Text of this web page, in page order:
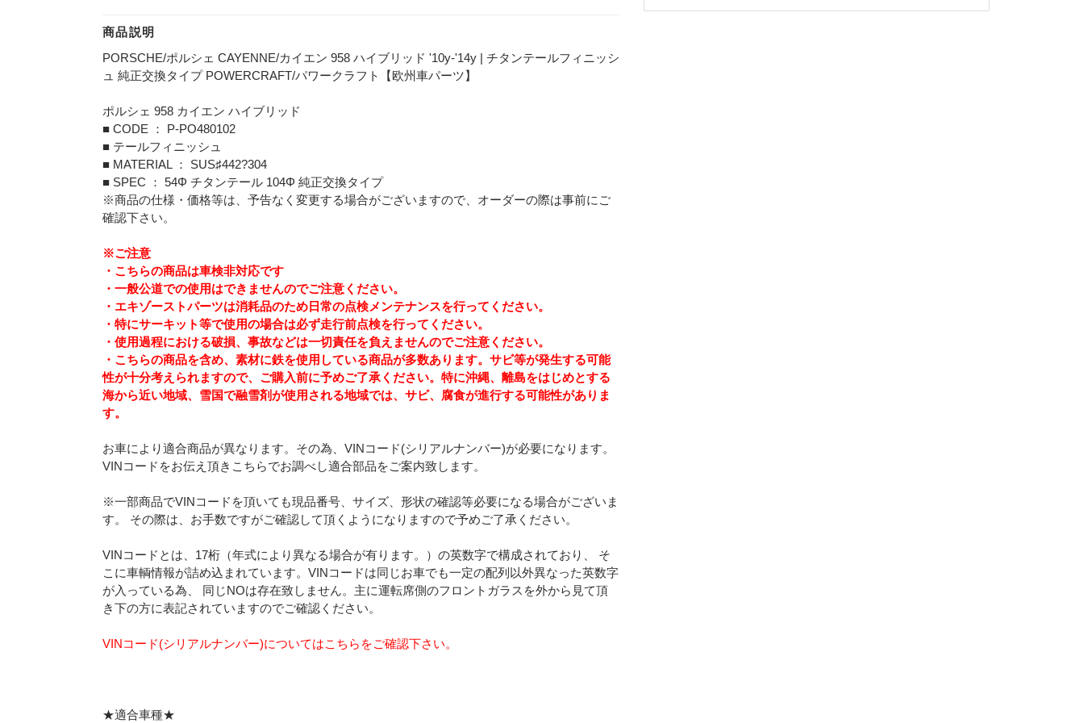
商品説明
PORSCHE/ポルシェ CAYENNE/カイエン 958 ハイブリッド '10y-'14y | チタンテールフィニッシ
ュ 純正交換タイプ POWERCRAFT/パワークラフト【欧州車パーツ】
ポルシェ 958 カイエン ハイブリッド
■ CODE ： P-PO480102
■ テールフィニッシュ
■ MATERIAL ： SUS♯442?304
■ SPEC ： 54Φ チタンテール 104Φ 純正交換タイプ
※商品の仕様・価格等は、予告なく変更する場合がございますので、オーダーの際は事前にご
確認下さい。
※ご注意
・こちらの商品は車検非対応です
・一般公道での使用はできませんのでご注意ください。
・エキゾーストパーツは消耗品のため日常の点検メンテナンスを行ってください。
・特にサーキット等で使用の場合は必ず走行前点検を行ってください。
・使用過程における破損、事故などは一切責任を負えませんのでご注意ください。
・こちらの商品を含め、素材に鉄を使用している商品が多数あります。サビ等が発生する可能
性が十分考えられますので、ご購入前に予めご了承ください。特に沖縄、離島をはじめとする
海から近い地域、雪国で融雪剤が使用される地域では、サビ、腐食が進行する可能性がありま
す。
お車により適合商品が異なります。その為、VINコード(シリアルナンバー)が必要になります。
VINコードをお伝え頂きこちらでお調べし適合部品をご案内致します。
※一部商品でVINコードを頂いても現品番号、サイズ、形状の確認等必要になる場合がございま
す。 その際は、お手数ですがご確認して頂くようになりますので予めご了承ください。
VINコードとは、17桁（年式により異なる場合が有ります。）の英数字で構成されており、 そ
こに車輌情報が詰め込まれています。VINコードは同じお車でも一定の配列以外異なった英数字
が入っている為、 同じNOは存在致しません。主に運転席側のフロントガラスを外から見て頂
き下の方に表記されていますのでご確認ください。
VINコード(シリアルナンバー)についてはこちらをご確認下さい。
★適合車種★